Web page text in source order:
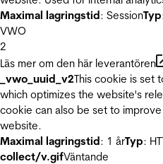
Maximal lagringstid: SessionTyp
VWO
2
Läs mer om den här leverantören
_vwo_uuid_v2This cookie is set
which optimizes the website's
cookie can also be set to
website.
Maximal lagringstid: 1 årTyp:
collect/v.gifVäntande